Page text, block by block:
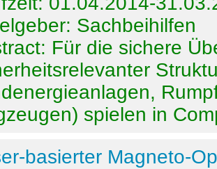
Sachbeihilfen
Für die sichere
spielen in
basierter Magneto-